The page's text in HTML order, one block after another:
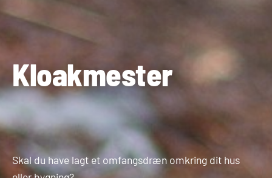
Kloakmester
Skal du have lagt et omfangsdræn omkring dit hus